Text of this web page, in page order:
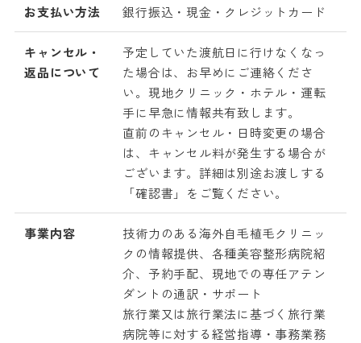
お支払い方法 銀行振込・現金・クレジットカード
キャンセル・
返品について
予定していた渡航日に行けなくなっ
た場合は、お早めにご連絡くださ
い。現地クリニック・ホテル・運転
手に早急に情報共有致します。
直前のキャンセル・日時変更の場合
は、キャンセル料が発生する場合が
ございます。詳細は別途お渡しする
「確認書」をご覧ください。
事業内容
技術力のある海外自毛植毛クリニッ
クの情報提供、各種美容整形病院紹
介、予約手配、現地での専任アテン
ダントの通訳・サポート
旅行業又は旅行業法に基づく旅行業
病院等に対する経営指導・事務業務